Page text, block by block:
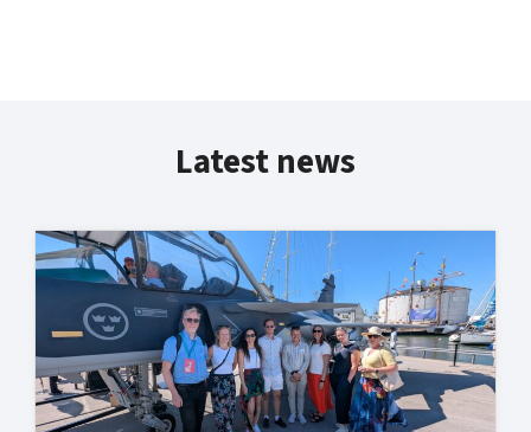
Latest news